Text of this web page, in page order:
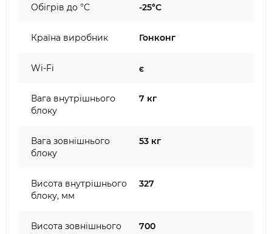
Обігрів до °C -25°C
Країна виробник Гонконг
Wi-Fi є
Вага внутрішнього
блоку
7 кг
Вага зовнішнього
блоку
53 кг
Висота внутрішнього
блоку, мм
327
Висота зовнішнього
700